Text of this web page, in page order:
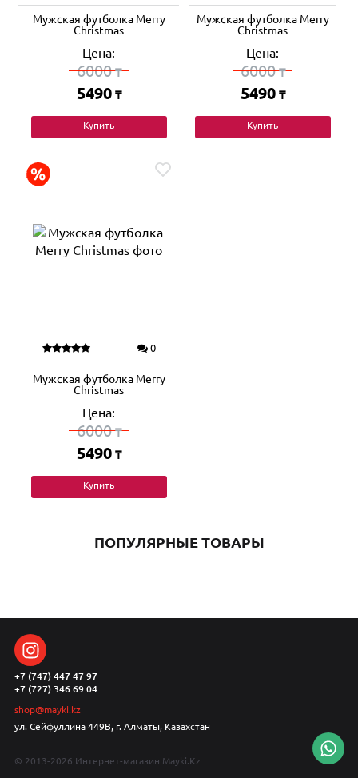
Мужская футболка Merry
Christmas
Цена:
6000₸
5490 ₸
Купить
Мужская футболка Merry
Christmas
Цена:
6000₸
5490 ₸
Купить
0
Мужская футболка Merry
Christmas
Цена:
6000₸
5490 ₸
Купить
ПОПУЛЯРНЫЕ ТОВАРЫ
+7 (747) 447 47 97
+7 (727) 346 69 04
shop@mayki.kz
ул. Сейфуллина 449В, г. Алматы, Казахстан
© 2013-2026 Интернет-магазин Mayki.Kz